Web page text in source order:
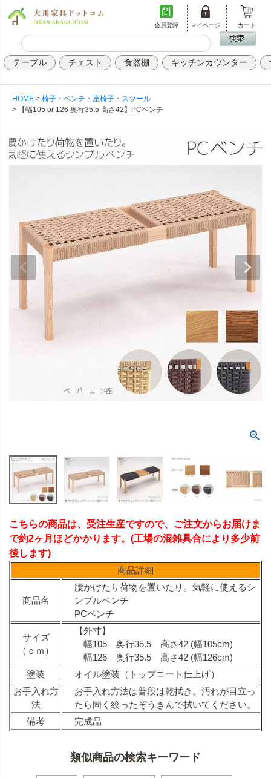
会員登録 マイページ カート
テーブル チェスト 食器棚 キッチンカウンター
HOME
椅子・ベンチ・座椅子・スツール
【幅105 or 126 奥行35.5 高さ42】PCベンチ
こちらの商品は、受注生産ですので、ご注文からお届けま
で約2ヶ月ほどかかります。(工場の混雑具合により多少前
後します)
商品詳細
商品名
腰かけたり荷物を置いたり。気軽に使えるシ
ンプルベンチ
PCベンチ
サイズ
（ｃｍ）
【外寸】
幅105 奥行35.5 高さ42 (幅105cm)
幅126 奥行35.5 高さ42 (幅126cm)
塗装
オイル塗装（トップコート仕上げ）
お手入れ方
法
お手入れ方法は普段は乾拭き。汚れが目立っ
たら固く絞ったぞうきんで拭いてください。
備考
完成品
類似商品の検索キーワード